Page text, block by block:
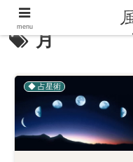
月
◆ 占星術
menu